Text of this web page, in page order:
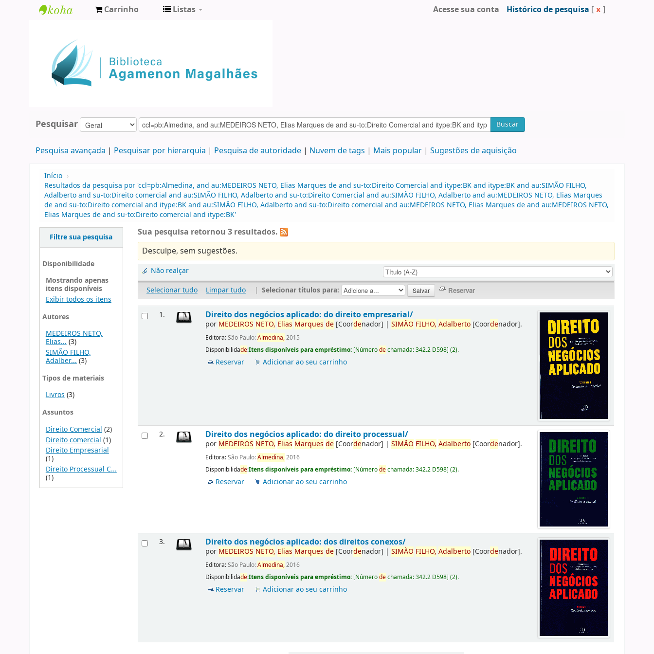
Agamenon
Magalhães
Carrinho Listas Acesse sua conta Histórico de pesquisa [ x ]
Pesquisar Buscar
Pesquisa avançada Pesquisar por hierarquia Pesquisa de autoridade Nuvem de tags Mais popular Sugestões de aquisição
Início ›
Resultados da pesquisa por 'ccl=pb:Almedina, and au:MEDEIROS NETO, Elias Marques de and su-to:Direito Comercial and itype:BK and itype:BK and au:SIMÃO FILHO,
Adalberto and su-to:Direito comercial and au:SIMÃO FILHO, Adalberto and su-to:Direito Comercial and au:SIMÃO FILHO, Adalberto and au:MEDEIROS NETO, Elias Marques
de and su-to:Direito comercial and itype:BK and au:SIMÃO FILHO, Adalberto and su-to:Direito comercial and au:MEDEIROS NETO, Elias Marques de and au:MEDEIROS NETO,
Elias Marques de and su-to:Direito comercial and itype:BK'
Filtre sua pesquisa
Disponibilidade
Mostrando apenas
itens disponíveis
Exibir todos os itens
Autores
MEDEIROS NETO,
Elias...(3)
SIMÃO FILHO,
Adalber... (3)
Tipos de materiais
Livros(3)
Assuntos
Direito Comercial (2)
Direito comercial (1)
Direito Empresarial
(1)
Direito Processual C...
(1)
Sua pesquisa retornou 3 resultados.
Desculpe, sem sugestões.
Não realçar
Selecionar tudo
Limpar tudo | Selecionar títulos para:
1. Direito dos negócios aplicado: do direito empresarial/
por MEDEIROS NETO, Elias Marques de [Coordenador] |SIMÃO FILHO, Adalberto [Coordenador].
Editora:São Paulo:Almedina,2015
Disponibilidade:Itens disponíveis para empréstimo: [Númerodechamada:342.2 D598](2).
Reservar Adicionar ao seu carrinho
2. Direito dos negócios aplicado: do direito processual/
por MEDEIROS NETO, Elias Marques de [Coordenador] |SIMÃO FILHO, Adalberto [Coordenador].
Editora:São Paulo:Almedina,2016
Disponibilidade:Itens disponíveis para empréstimo: [Númerodechamada:342.2 D598](2).
Reservar Adicionar ao seu carrinho
3. Direito dos negócios aplicado: dos direitos conexos/
por MEDEIROS NETO, Elias Marques de [Coordenador] |SIMÃO FILHO, Adalberto [Coordenador].
Editora:São Paulo:Almedina,2016
Disponibilidade:Itens disponíveis para empréstimo: [Númerodechamada:342.2 D598](2).
Reservar Adicionar ao seu carrinho